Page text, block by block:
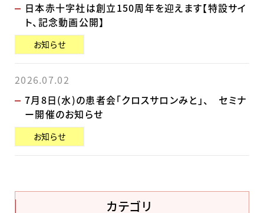
日本赤十字社は創立150周年を迎えます【特設サイ
ト、記念動画公開】
お知らせ
2026.07.02
7月8日(水)の患者会「クロスサロンみと」、 セミナ
ー開催のお知らせ
お知らせ
カテゴリ